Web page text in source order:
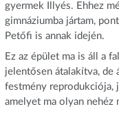
gyermek Illyés. Ehhez
gimnáziumba jártam,
Petőfi is annak idején.
Ez az épület ma is áll a
jelentősen átalakítva, de
festmény reprodukciója,
amelyet ma olyan nehéz